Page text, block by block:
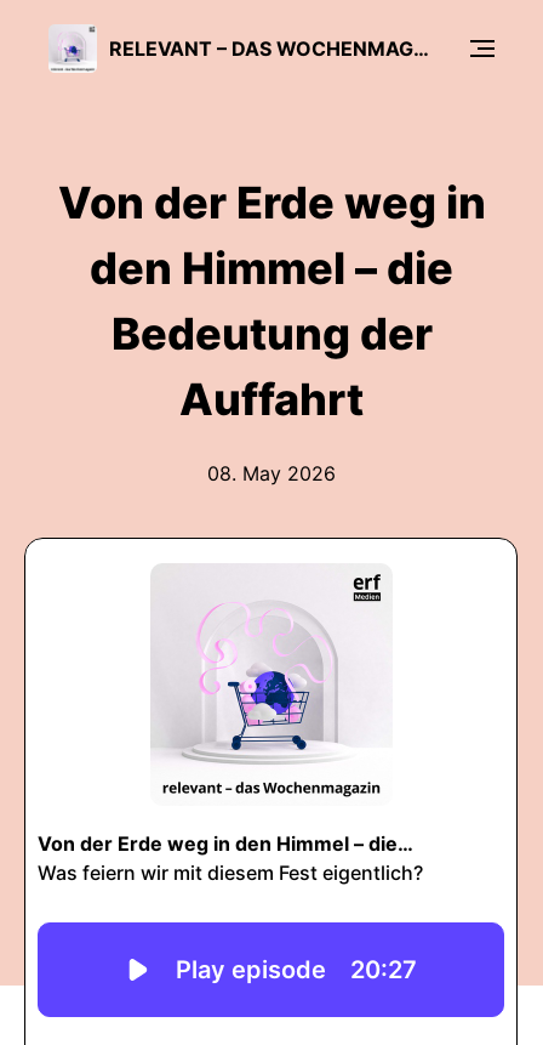
RELEVANT – DAS WOCHENMAGAZIN
Von der Erde weg in
den Himmel – die
Bedeutung der
Auffahrt
08. May 2026